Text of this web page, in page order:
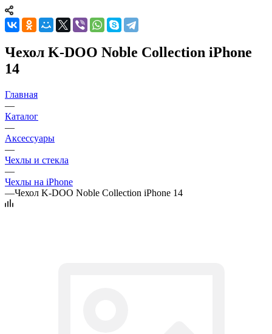
Чехол K-DOO Noble Collection iPhone
14
Главная
—
Каталог
—
Аксессуары
—
Чехлы и стекла
—
Чехлы на iPhone
—Чехол K-DOO Noble Collection iPhone 14